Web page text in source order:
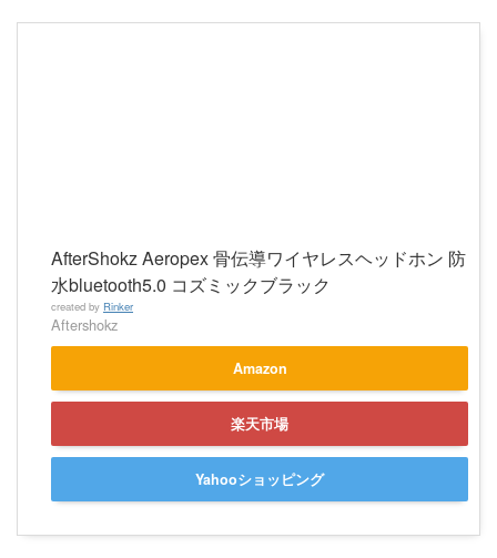
AfterShokz Aeropex 骨伝導ワイヤレスヘッドホン 防
水bluetooth5.0 コズミックブラック
created by Rinker
Aftershokz
Amazon
楽天市場
Yahooショッピング